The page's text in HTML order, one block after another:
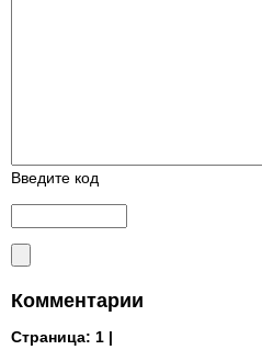
Введите код
Комментарии
Страница: 1 |